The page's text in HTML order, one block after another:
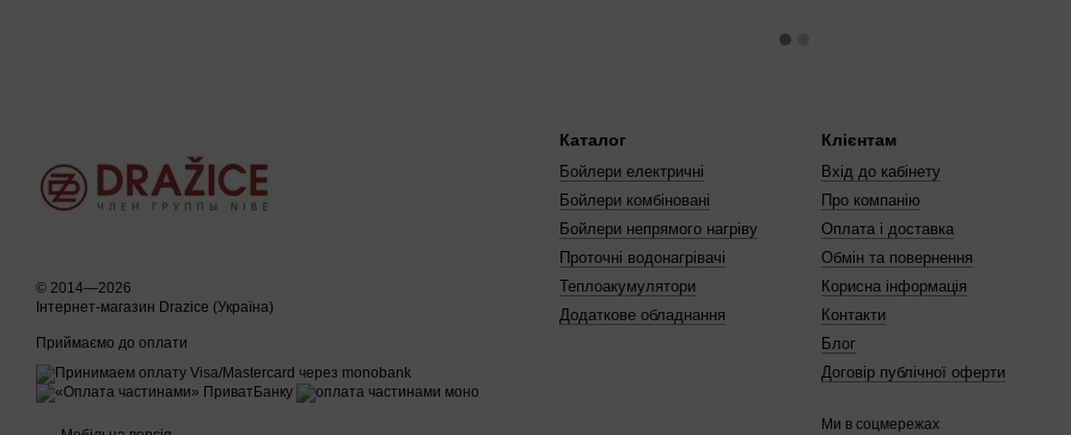
© 2014—2026
Інтернет-магазин Drazice (Україна)
Приймаємо до оплати
Каталог
Бойлери електричні
Бойлери комбіновані
Бойлери непрямого нагріву
Проточні водонагрівачі
Теплоакумулятори
Додаткове обладнання
Клієнтам
Вхід до кабінету
Про компанію
Оплата і доставка
Обмін та повернення
Корисна інформація
Контакти
Блог
Договір публічної оферти
Ми в соцмережах